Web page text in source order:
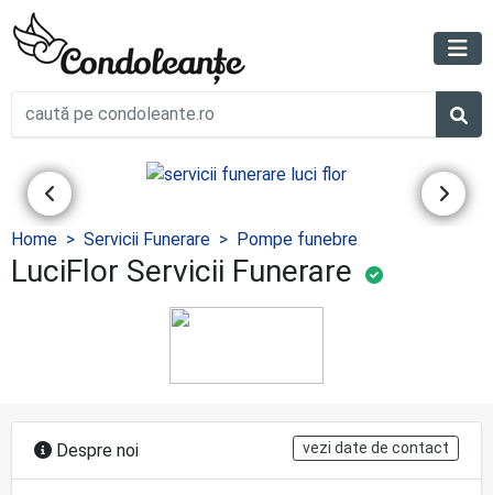
Home Servicii Funerare Pompe funebre
LuciFlor Servicii Funerare
Despre noi vezi date de contact